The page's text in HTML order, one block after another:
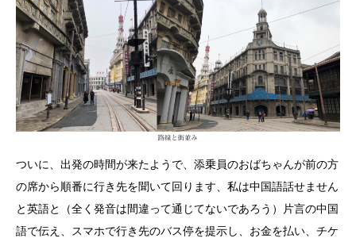
ついに、出発の時間が来たようで、添乗員のおばちゃんが前の方
の席から順番に行き先を聞いて回ります、私は中国語話せません
と英語と（全く発音は間違って通じてないであろう）片言の中国
語で伝え、スマホで行き先のバス停を提示し、お金を払い、チケ